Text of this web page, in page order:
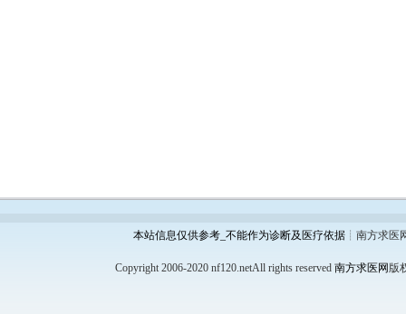
本站信息仅供参考_不能作为诊断及医疗依据┊南方求医
Copyright 2006-2020 nf120.netAll rights reserved 南方求医网 版